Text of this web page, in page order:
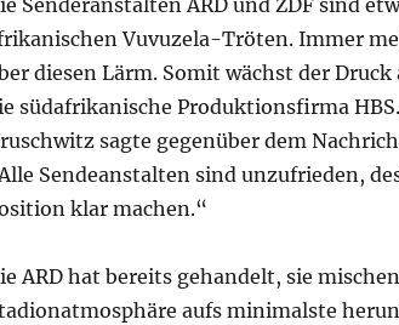
Senderanstalten ARD und ZDF sind
Vuvuzela-Tröten. Immer
diesen Lärm. Somit wächst der Druck
südafrikanische Produktionsfirma
sagte gegenüber dem
Sendeanstalten sind unzufrieden,
klar machen.“
ARD hat bereits gehandelt, sie
aufs minimalste